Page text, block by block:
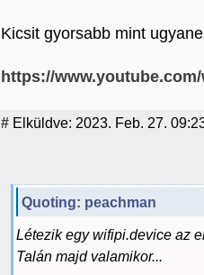
Kicsit gyorsabb mint
https://
# Elküldve: 2023. Feb. 27.
Quoting: peachman
Létezik egy wifipi.device az
Talán majd valamikor...